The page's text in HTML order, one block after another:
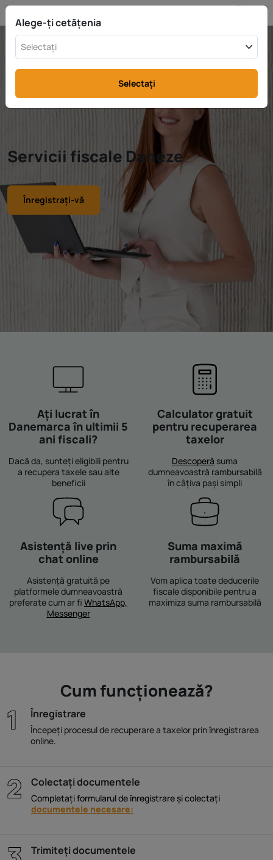
Servicii fiscale Daneze
Înregistrați-vă
Ați lucrat în
Danemarca în ultimii 5
ani fiscali?
Dacă da, sunteți eligibili pentru
a recupera taxele sau alte
beneficii
Calculator gratuit
pentru recuperarea
taxelor
Descoperă suma
dumneavoastră rambursabilă
în câțiva pași simpli
Asistență live prin
chat online
Asistență gratuită pe
platformele dumneavoastră
preferate cum ar fi WhatsApp,
Messenger
Suma maximă
rambursabilă
Vom aplica toate deducerile
fiscale disponibile pentru a
maximiza suma rambursabilă
Cum funcționează?
Înregistrare
Începeți procesul de recuperare a taxelor prin înregistrarea
online.
Colectați documentele
Completați formularul de înregistrare și colectați
documentele necesare:
Trimiteți documentele
Alege-ți cetățenia
Selectați
Selectați